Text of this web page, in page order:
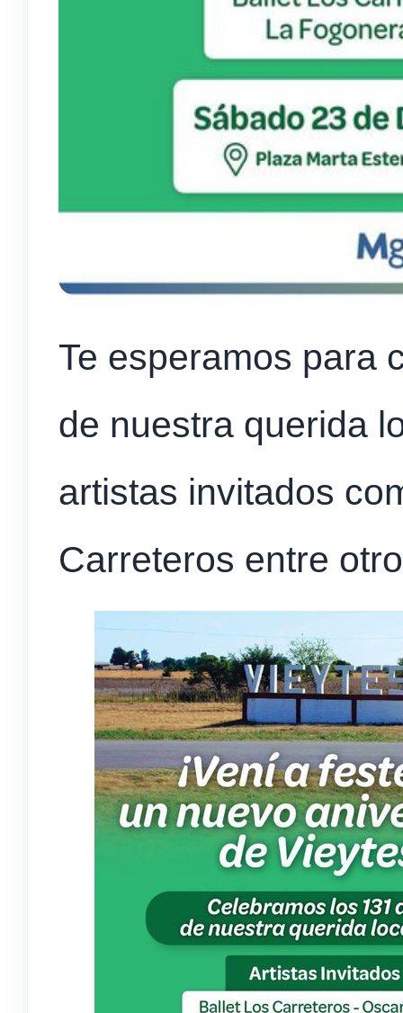
Te esperamos para
de nuestra querida
artistas invitados
Carreteros entre